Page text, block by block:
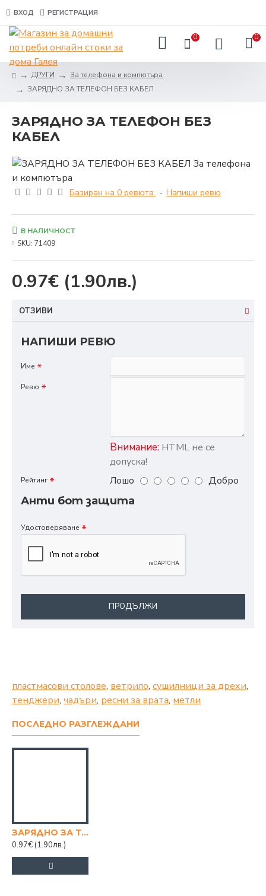
ВХОД РЕГИСТРАЦИЯ
0 0
ДРУГИ
За телефона и компютъра
ЗАРЯДНО ЗА ТЕЛЕФОН БЕЗ КАБЕЛ
ЗАРЯДНО ЗА ТЕЛЕФОН БЕЗ
КАБЕЛ
Базиран на 0 ревюта. - Напиши ревю
0.97€ (1.90лв.)
В НАЛИЧНОСТ
SKU: 71409
ОТЗИВИ
НАПИШИ РЕВЮ
Име
Ревю
Внимание: HTML не се
допуска!
Рейтинг Лошо
Добро
Анти бот защита
Удостоверяване
ПРОДЪЛЖИ
пластмасови столове, ветрило, сушилници за дрехи,
тенджери, чадъри, ресни за врата, метли
ПОСЛЕДНО РАЗГЛЕЖДАНИ
ЗАРЯДНО ЗА ТЕЛЕФОН БЕЗ КАБЕЛ
0.97€ (1.90лв.)